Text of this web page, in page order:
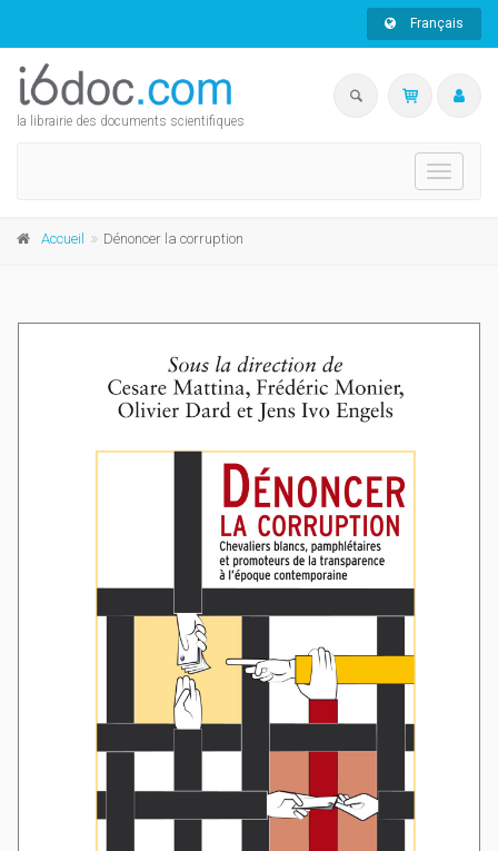
Français
la librairie des documents scientifiques
Toggle
Accueil Dénoncer la corruption